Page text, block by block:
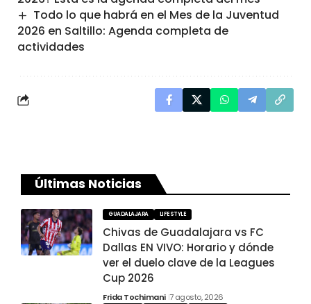
Todo lo que habrá en el Mes de la Juventud
2026 en Saltillo: Agenda completa de
actividades
Últimas Noticias
GUADALAJARA LIFESTYLE
Chivas de Guadalajara vs FC
Dallas EN VIVO: Horario y dónde
ver el duelo clave de la Leagues
Cup 2026
Frida Tochimani 7 agosto, 2026